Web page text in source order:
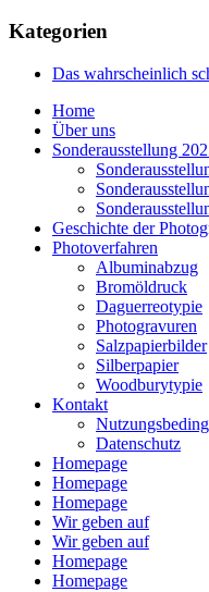
Kategorien
Das wahrscheinlich
Home
Über uns
Sonderausstellung
Geschichte der
Photoverfahren
Albuminabzug
Bromöldruck
Daguerreotypie
Photogravuren
Salzpapierbilder
Silberpapier
Woodburytypie
Kontakt
Datenschutz
Homepage
Homepage
Homepage
Wir geben auf
Wir geben auf
Homepage
Homepage